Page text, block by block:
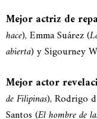
Mejor actriz de
hace), Emma Suárez (
abierta) y Sigourney
Mejor actor
de Filipinas), Rodrigo
Santos (El hombre de